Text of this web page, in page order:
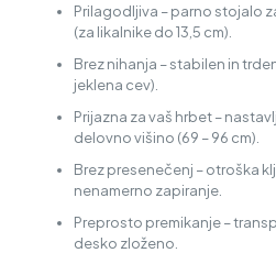
Prilagodljiva – parno stojalo
(za likalnike do 13,5 cm).
Brez nihanja – stabilen in
jeklena cev).
Prijazna za vaš hrbet –
delovno višino (69 – 96 cm).
Brez presenečenj – otroška
nenamerno zapiranje.
Preprosto premikanje –
desko zloženo.